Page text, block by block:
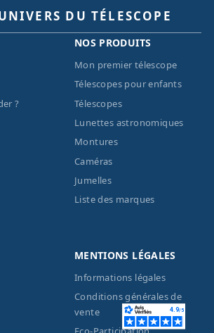
DU TÉLESCOPE
?
NOS PRODUITS
Mon premier télescope
Télescopes pour enfants
Télescopes
Lunettes astronomiques
Montures
Caméras
Jumelles
Liste des marques
MENTIONS LÉGALES
Informations légales
Conditions générales de
vente